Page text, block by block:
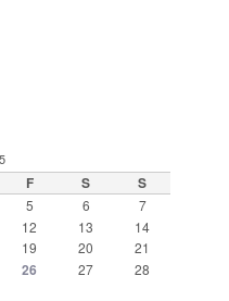
F S S
5 6
7
12 13
14
19 20
21
26 27
28